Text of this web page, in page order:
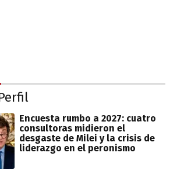
Encuesta rumbo a 2027: cuatro
consultoras midieron el
desgaste de Milei y la crisis de
liderazgo en el peronismo